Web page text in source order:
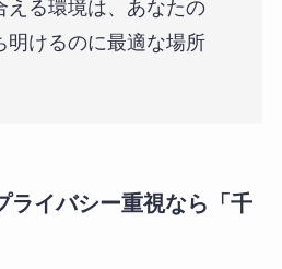
える環境は、あなたの
明けるのに最適な場所
ライバシー重視なら「千